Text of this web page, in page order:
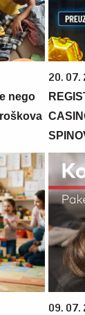
nego
20. 07.
09. 07.